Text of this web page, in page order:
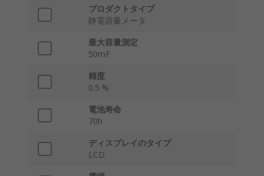
プロダクトタイプ
静電容量メータ
最大容量測定
50mF
精度
0.5 %
電池寿命
70h
ディスプレイのタイプ
LCD